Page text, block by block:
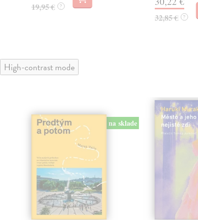
19,95 € ?
32,85 € ?
High-contrast mode
na sklade